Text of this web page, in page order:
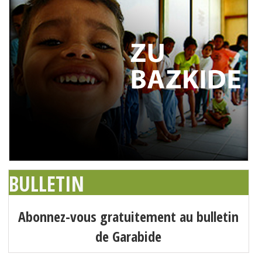
BULLETIN
Abonnez-vous gratuitement au bulletin
de Garabide